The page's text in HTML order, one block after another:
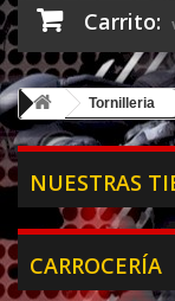
Carrito:
Tornilleria
NUESTRAS
CARROCERÍA